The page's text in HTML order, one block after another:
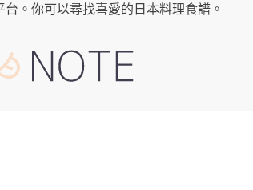
。你可以尋找喜愛的日本料理食譜。